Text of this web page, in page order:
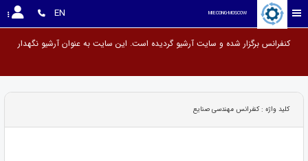
MIECONG-MOSCOW
EN
کنفرانس برگزار شده و سایت آرشیو گردیده است. این سایت به عنوان
کلید واژه : کنفرانس مهندسی صنایع